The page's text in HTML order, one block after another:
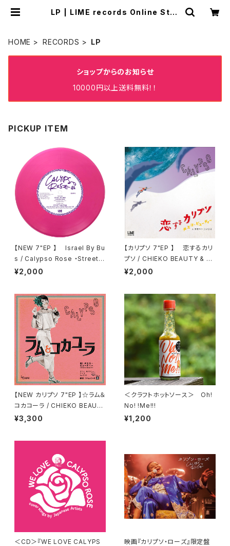
LP | LIME records Online Stor
HOME RECORDS LP
ショップからのお知らせ
10000円以上送料無料！！
PICKUP ITEM
【NEW 7"EP 】 Israel By Bu
s / Calypso Rose ・Street C
alypso / Lola, Gordon Cyru
¥2,000
【カリプソ 7"EP 】 恋するカリ
プソ / CHIEKO BEAUTY & Ca
SSETTE CON-LOS
¥2,000
【NEW カリプソ 7"EP 】☆ラム＆
コカコーラ / CHIEKO BEAUT
Y feat . TICO (Little Temp
¥3,300
＜クラフトホットソース＞ Oh!
No! !Me!!!
¥1,200
＜CD＞『WE LOVE CALYPS
映画『カリプソ・ローズ』限定盤